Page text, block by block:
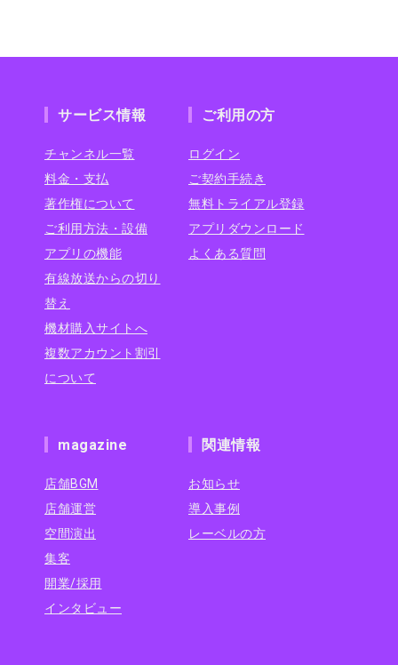
サービス情報
チャンネル一覧
料金・支払
著作権について
ご利用方法・設備
アプリの機能
有線放送からの切り
替え
機材購入サイトへ
複数アカウント割引
について
ご利用の方
ログイン
ご契約手続き
無料トライアル登録
アプリダウンロード
よくある質問
magazine
店舗BGM
店舗運営
空間演出
集客
開業/採用
インタビュー
関連情報
お知らせ
導入事例
レーベルの方